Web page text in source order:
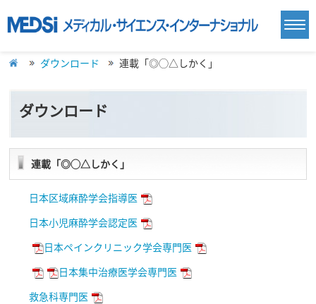
ダウンロード
ダウンロード 連載「◎◯△しかく」
連載「◎◯△しかく」
日本区域麻酔学会指導医
日本小児麻酔学会認定医
日本ペインクリニック学会専門医
日本集中治療医学会専門医
救急科専門医